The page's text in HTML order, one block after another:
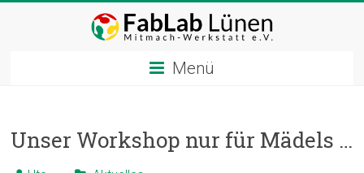
Menü
Unser Workshop nur für Mädels …